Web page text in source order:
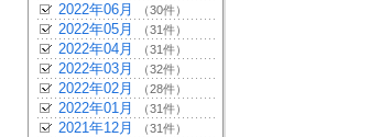
2022年06月 （30件）
2022年05月 （31件）
2022年04月 （31件）
2022年03月 （32件）
2022年02月 （28件）
2022年01月 （31件）
2021年12月 （31件）